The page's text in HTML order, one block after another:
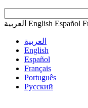
English Español
العربية
English
Español
Français
Português
Pусский